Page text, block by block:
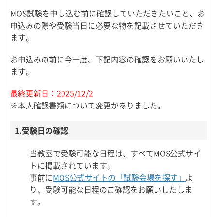
MOS試験を申し込む前に確認していただきたいこと、お
申込みの際や受験当日に必要な物を記載させていただき
ます。
お申込みの前に今一度、下記内容の確認をお願いいたし
ます。
最終更新日：2025/12/2
※本人確認書類について変更がありました。
1.受験日の確認
当教室で受験可能な日程は、すべてMOS公式サイ
トに掲載されています。
事前にMOS公式サイトの「試験会場を探す」 よ
り、受験可能な日程のご確認をお願いしたしま
す。